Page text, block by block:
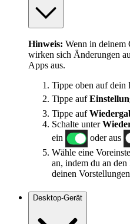
Hinweis: Wenn in deinem
wirken sich Änderungen
Apps aus.
Tippe oben auf dein
Tippe auf
Tippe auf
Schalte unter
ein
oder aus
Wähle eine
an, indem du an
deinen
Desktop-Gerät